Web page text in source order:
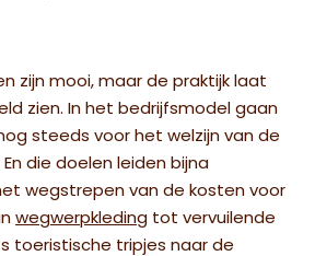
zijn mooi, maar de praktijk laat
zien. In het bedrijfsmodel gaan
steeds voor het welzijn van de
En die doelen leiden bijna
wegstrepen van de kosten voor
wegwerpkleding tot vervuilende
toeristische tripjes naar de